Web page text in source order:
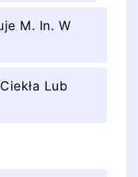
M. In. W
Lub